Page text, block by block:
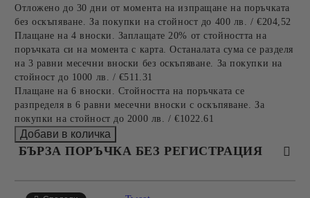
Отложено до 30 дни от момента на изпращане на поръчката
без оскъпяване. За покупки на стойност до 400 лв. / €204,52
Плащане на 4 вноски. Заплащате 20% от стойността на
поръчката си на момента с карта. Останалата сума се разделя
на 3 равни месечни вноски без оскъпяване. За покупки на
стойност до 1000 лв. / €511.31
Плащане на 6 вноски. Стойността на поръчката се
разпределя в 6 равни месечни вноски с оскъпяване. За
покупки на стойност до 2000 лв. / €1022.61
БЪРЗА ПОРЪЧКА БЕЗ РЕГИСТРАЦИЯ